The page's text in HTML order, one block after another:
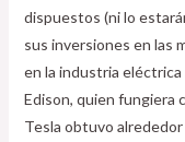
dispuestos (ni lo
sus inversiones en las
en la industria
Edison, quien fungiera
Tesla obtuvo